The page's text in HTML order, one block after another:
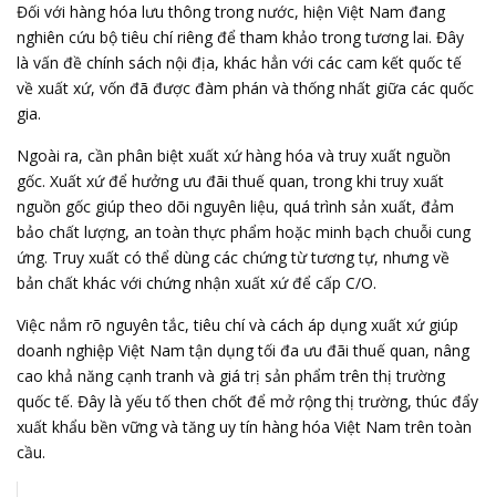
Đối với hàng hóa lưu thông trong nước, hiện Việt Nam đang
nghiên cứu bộ tiêu chí riêng để tham khảo trong tương lai. Đây
là vấn đề chính sách nội địa, khác hẳn với các cam kết quốc tế
về xuất xứ, vốn đã được đàm phán và thống nhất giữa các quốc
gia.
Ngoài ra, cần phân biệt xuất xứ hàng hóa và truy xuất nguồn
gốc. Xuất xứ để hưởng ưu đãi thuế quan, trong khi truy xuất
nguồn gốc giúp theo dõi nguyên liệu, quá trình sản xuất, đảm
bảo chất lượng, an toàn thực phẩm hoặc minh bạch chuỗi cung
ứng. Truy xuất có thể dùng các chứng từ tương tự, nhưng về
bản chất khác với chứng nhận xuất xứ để cấp C/O.
Việc nắm rõ nguyên tắc, tiêu chí và cách áp dụng xuất xứ giúp
doanh nghiệp Việt Nam tận dụng tối đa ưu đãi thuế quan, nâng
cao khả năng cạnh tranh và giá trị sản phẩm trên thị trường
quốc tế. Đây là yếu tố then chốt để mở rộng thị trường, thúc đẩy
xuất khẩu bền vững và tăng uy tín hàng hóa Việt Nam trên toàn
cầu.